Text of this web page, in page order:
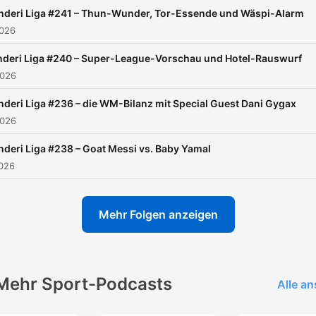
Liga #241 – Thun-Wunder, Tor-Essende und Wäspi-Alarm
Liga #240 – Super-League-Vorschau und Hotel-Rauswurf
Liga #236 – die WM-Bilanz mit Special Guest Dani Gygax
Liga #238 – Goat Messi vs. Baby Yamal
Mehr Folgen anzeigen
Sport-Podcasts Alle